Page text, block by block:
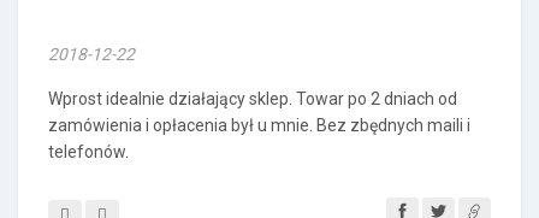
2018-12-22
Wprost idealnie działający sklep. Towar po 2 dniach od
zamówienia i opłacenia był u mnie. Bez zbędnych maili i
telefonów.